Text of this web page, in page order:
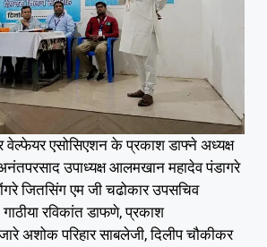
एसोसिएशन के प्रकाश डाफ्ने अध्यक्ष
उपाध्यक्ष आलमखान महादेव पंडागरे
जितसिंग एम जी चढोकार उपसचिव
रविकांत डाफणे, प्रकाश
अशोक परिहार साबलेजी, दिलीप चौकीकर